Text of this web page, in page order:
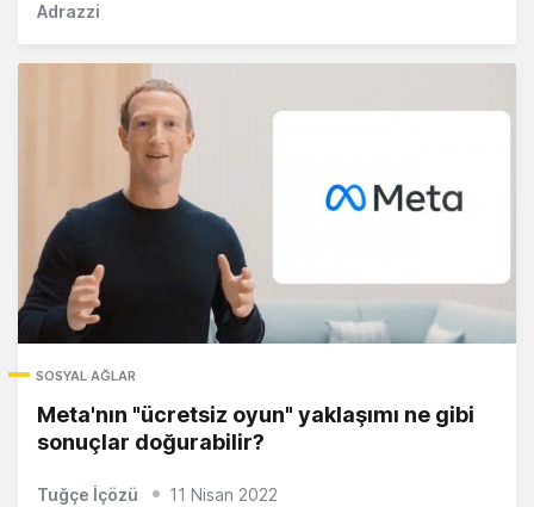
Adrazzi
SOSYAL AĞLAR
Meta'nın "ücretsiz oyun" yaklaşımı ne gibi
sonuçlar doğurabilir?
Tuğçe İçözü 11 Nisan 2022